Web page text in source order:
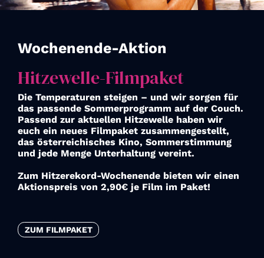
Wochenende-Aktion
Hitzewelle-Filmpaket
Die Temperaturen steigen – und wir sorgen für
das passende Sommerprogramm auf der Couch.
Passend zur aktuellen Hitzewelle haben wir
euch ein neues Filmpaket zusammengestellt,
das österreichisches Kino, Sommerstimmung
und jede Menge Unterhaltung vereint.
Zum Hitzerekord-Wochenende bieten wir einen
Aktionspreis von 2,90€ je Film im Paket!
ZUM FILMPAKET